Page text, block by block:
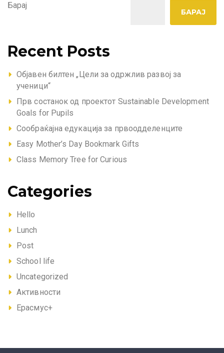
i
e
Барај
БАРАЈ
Recent Posts
Објавен билтен „Цели за одржлив развој за
ученици“
Прв состанок од проектот Sustainable Development
Goals for Pupils
Сообраќајна едукација за првоодделенците
Easy Mother’s Day Bookmark Gifts
Class Memory Tree for Curious
Categories
Hello
Lunch
Post
School life
Uncategorized
Активности
Ерасмус+